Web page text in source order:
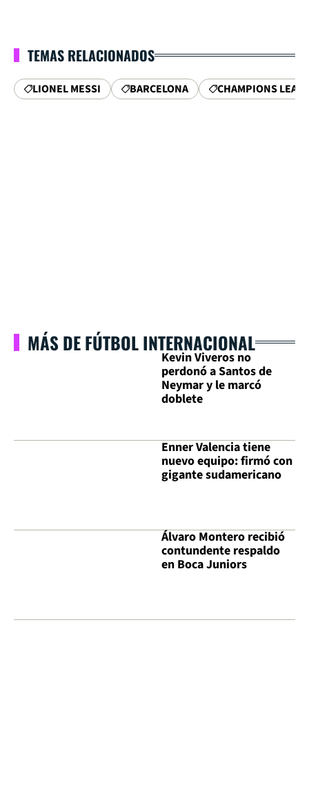
TEMAS RELACIONADOS
LIONEL MESSI BARCELONA CHAMPIONS
MÁS DE FÚTBOL INTERNACIONAL
Kevin Viveros no
perdonó a Santos de
Neymar y le marcó
doblete
Enner Valencia tiene
nuevo equipo: firmó con
gigante sudamericano
Álvaro Montero recibió
contundente respaldo
en Boca Juniors